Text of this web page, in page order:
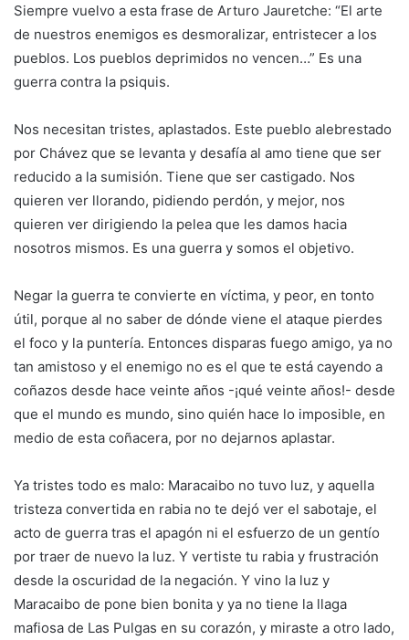
Siempre vuelvo a esta frase de Arturo Jauretche: “El arte
de nuestros enemigos es desmoralizar, entristecer a los
pueblos. Los pueblos deprimidos no vencen…” Es una
guerra contra la psiquis.
Nos necesitan tristes, aplastados. Este pueblo alebrestado
por Chávez que se levanta y desafía al amo tiene que ser
reducido a la sumisión. Tiene que ser castigado. Nos
quieren ver llorando, pidiendo perdón, y mejor, nos
quieren ver dirigiendo la pelea que les damos hacia
nosotros mismos. Es una guerra y somos el objetivo.
Negar la guerra te convierte en víctima, y peor, en tonto
útil, porque al no saber de dónde viene el ataque pierdes
el foco y la puntería. Entonces disparas fuego amigo, ya no
tan amistoso y el enemigo no es el que te está cayendo a
coñazos desde hace veinte años -¡qué veinte años!- desde
que el mundo es mundo, sino quién hace lo imposible, en
medio de esta coñacera, por no dejarnos aplastar.
Ya tristes todo es malo: Maracaibo no tuvo luz, y aquella
tristeza convertida en rabia no te dejó ver el sabotaje, el
acto de guerra tras el apagón ni el esfuerzo de un gentío
por traer de nuevo la luz. Y vertiste tu rabia y frustración
desde la oscuridad de la negación. Y vino la luz y
Maracaibo de pone bien bonita y ya no tiene la llaga
mafiosa de Las Pulgas en su corazón, y miraste a otro lado,